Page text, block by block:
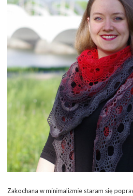
Zakochana w minimalizmie staram się